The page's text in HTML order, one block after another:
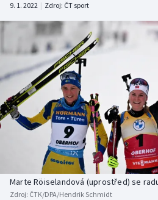
DALŠÍ SPORTY
Americký fotbal
Baseball a softbal
Basketbal
Biatlon
Boby a skeleton
NEPŘEHLÉDNĚTE
Soutěže
Historické návraty
Aplikace ČT sport
AZ kvíz
9. 1. 2022 | Zdroj: ČT sport
Marte Röiselandová (uprostřed) se
Zdroj: ČTK/DPA/Hendrik Schmidt